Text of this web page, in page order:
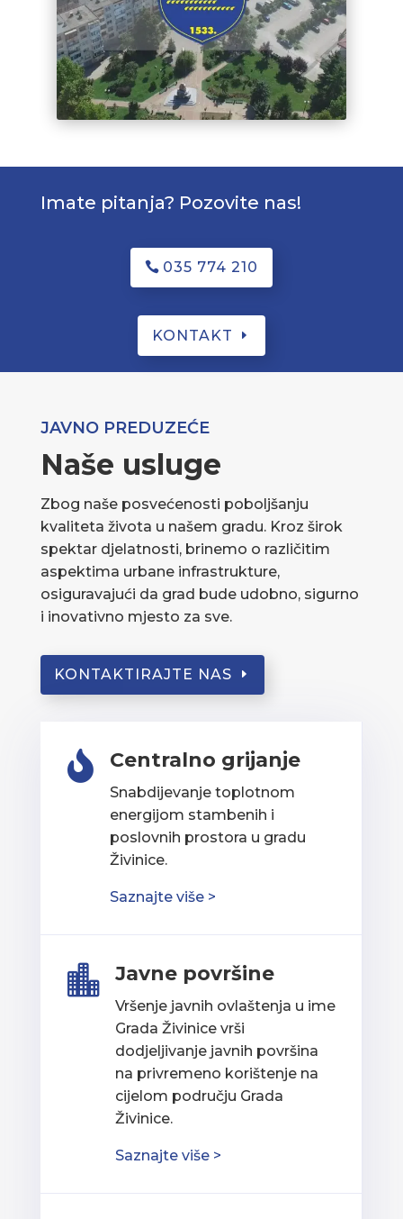
Imate pitanja? Pozovite nas!
035 774 210
KONTAKT
JAVNO PREDUZEĆE
Naše usluge
Zbog naše posvećenosti poboljšanju
kvaliteta života u našem gradu. Kroz širok
spektar djelatnosti, brinemo o različitim
aspektima urbane infrastrukture,
osiguravajući da grad bude udobno, sigurno
i inovativno mjesto za sve.
KONTAKTIRAJTE NAS
 Centralno grijanje
Snabdijevanje toplotnom
energijom stambenih i
poslovnih prostora u gradu
Živinice.
Saznajte više >
 Javne površine
Vršenje javnih ovlaštenja u ime
Grada Živinice vrši
dodjeljivanje javnih površina
na privremeno korištenje na
cijelom području Grada
Živinice.
Saznajte više >